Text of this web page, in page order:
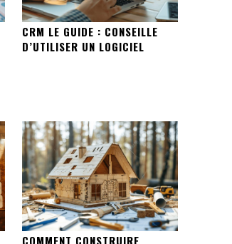
CRM LE GUIDE : CONSEILLE
D’UTILISER UN LOGICIEL
COMMENT CONSTRUIRE